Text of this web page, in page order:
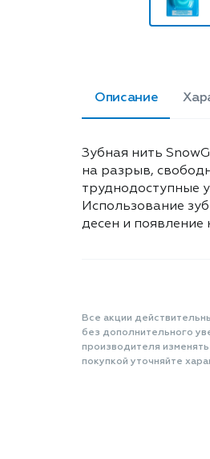
Описание
Зубная нить
на разрыв,
труднодоступные
Использование
десен и появление
Все акции
без дополнительного
производителя
покупкой уточняйте